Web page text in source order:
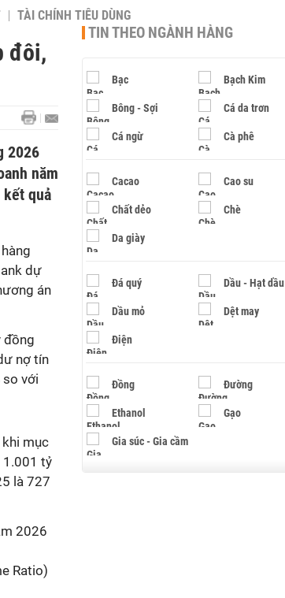
TÀI CHÍNH TIÊU DÙNG
đôi,
2026
năm
quả
dự
án
đồng
nợ tín
với
mục
1.001 tỷ
là 727
2026
Ratio)
TIN THEO NGÀNH HÀNG
Bạc Bạch Kim
Bông - Sợi Cá da trơn
Cá ngừ Cà phê
Cacao Cao su
Chất dẻo Chè
Da giày
Đá quý Dầu - Hạt dầu
Dầu mỏ Dệt may
Điện
Đồng Đường
Ethanol Gạo
Gia súc - Gia cầm